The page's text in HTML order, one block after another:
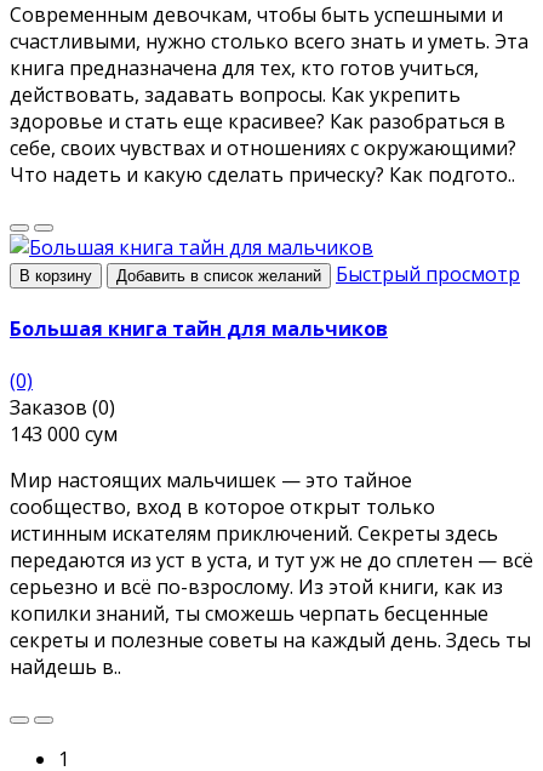
Современным девочкам, чтобы быть успешными и
счастливыми, нужно столько всего знать и уметь. Эта
книга предназначена для тех, кто готов учиться,
действовать, задавать вопросы. Как укрепить
здоровье и стать еще красивее? Как разобраться в
себе, своих чувствах и отношениях с окружающими?
Что надеть и какую сделать прическу? Как подгото..
В корзину Добавить в список желаний Быстрый просмотр
Большая книга тайн для мальчиков
(0)
Заказов (0)
143 000 сум
Мир настоящих мальчишек — это тайное
сообщество, вход в которое открыт только
истинным искателям приключений. Секреты здесь
передаются из уст в уста, и тут уж не до сплетен — всё
серьезно и всё по-взрослому. Из этой книги, как из
копилки знаний, ты сможешь черпать бесценные
секреты и полезные советы на каждый день. Здесь ты
найдешь в..
1